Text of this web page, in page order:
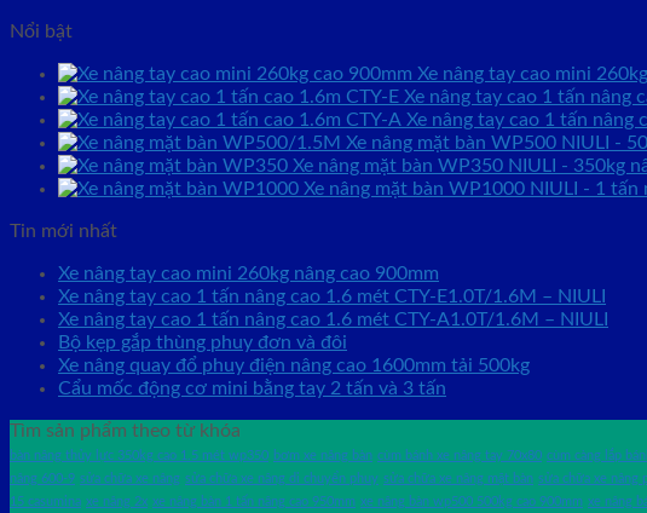
Nổi bật
Xe nâng tay cao mini
Xe nâng tay cao 1 tấn nâng
Xe nâng tay cao 1 tấn nâng
Xe nâng mặt bàn WP500 NIULI -
Xe nâng mặt bàn WP350 NIULI - 350kg
Xe nâng mặt bàn WP1000 NIULI - 1 tấn
Tin mới nhất
Xe nâng tay cao mini 260kg nâng cao 900mm
Xe nâng tay cao 1 tấn nâng cao 1.6 mét CTY-E1.0T/1.6M – NIULI
Xe nâng tay cao 1 tấn nâng cao 1.6 mét CTY-A1.0T/1.6M – NIULI
Bộ kẹp gắp thùng phuy đơn và đôi
Xe nâng quay đổ phuy điện nâng cao 1600mm tải 500kg
Cẩu mốc động cơ mini bằng tay 2 tấn và 3 tấn
Tìm sản phẩm theo từ khóa
bàn nâng thủy lực 350kg cao 1.5 mét wp350 bơm xe nâng bàn cùm bánh xe nâng tay 70x80 cùm càng lắp
nâng 600-9 sửa chữa xe nâng sửa chữa xe nâng di chuyển phuy sửa chữa xe nâng mặt bàn sửa chữa xe nâng
15 casumina xe nâng 2x xe nâng bàn 1 tấn nâng cao 950mm xe nâng bàn wp500 500kg cao 900mm xe nâng